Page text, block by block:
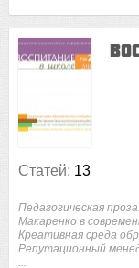
Статей: 13
Педагогическая
Макаренко в
Креативная среда
Репутационный